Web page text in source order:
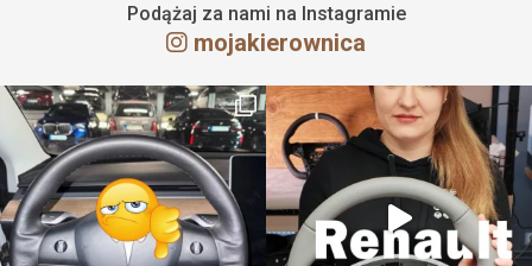
Podążaj za nami na Instagramie
mojakierownica